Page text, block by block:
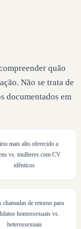
quão
Não se trata de
documentados em
mais alto oferecido a
vs. mulheres com CV
idênticos
chamadas de retorno para
homossexuais vs.
heterossexuais